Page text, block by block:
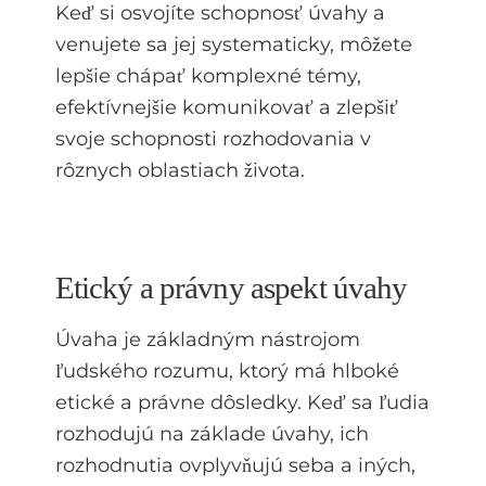
Keď si osvojíte schopnosť úvahy a
venujete sa jej systematicky, môžete
lepšie chápať komplexné témy,
efektívnejšie komunikovať a zlepšiť
svoje schopnosti rozhodovania v
rôznych oblastiach života.
Etický a právny aspekt úvahy
Úvaha je základným nástrojom
ľudského rozumu, ktorý má hlboké
etické a právne dôsledky. Keď sa ľudia
rozhodujú na základe úvahy, ich
rozhodnutia ovplyvňujú seba a iných,